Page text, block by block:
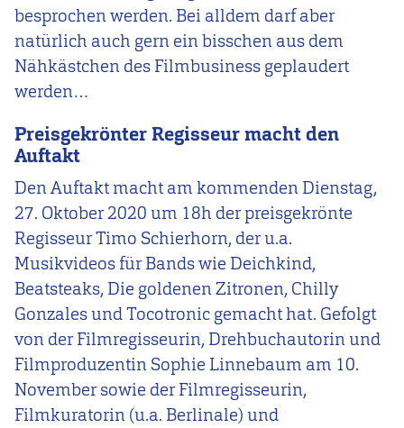
besprochen werden. Bei alldem darf aber
natürlich auch gern ein bisschen aus dem
Nähkästchen des Filmbusiness geplaudert
werden…
Preisgekrönter Regisseur macht den
Auftakt
Den Auftakt macht am kommenden Dienstag,
27. Oktober 2020 um 18h der preisgekrönte
Regisseur Timo Schierhorn, der u.a.
Musikvideos für Bands wie Deichkind,
Beatsteaks, Die goldenen Zitronen, Chilly
Gonzales und Tocotronic gemacht hat. Gefolgt
von derFilmregisseurin, Drehbuchautorin und
FilmproduzentinSophie Linnebaum am 10.
November sowie derFilmregisseurin,
Filmkuratorin (u.a. Berlinale) und